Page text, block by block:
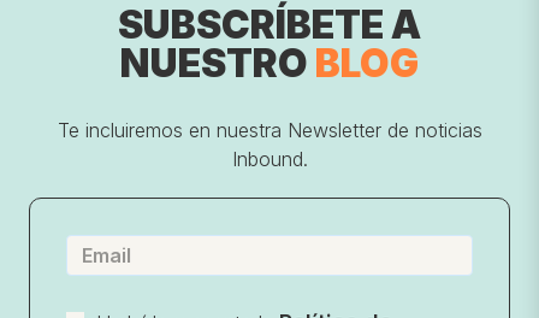
SUBSCRÍBETE A
NUESTRO BLOG
Te incluiremos en nuestra Newsletter de noticias
Inbound.